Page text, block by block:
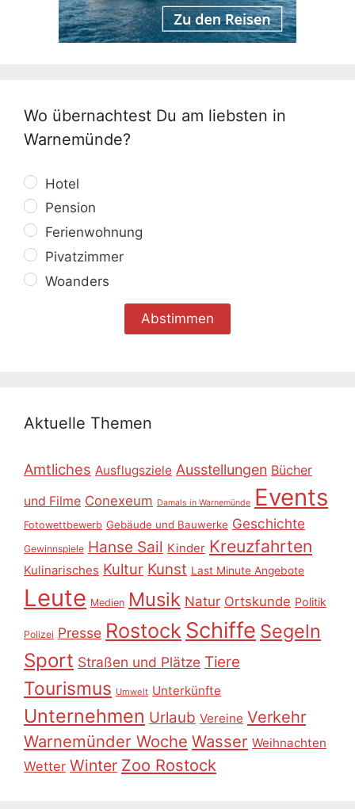
Wo übernachtest Du am liebsten in
Warnemünde?
Hotel
Pension
Ferienwohnung
Pivatzimmer
Woanders
Aktuelle Themen
Amtliches Ausflugsziele Ausstellungen Bücher
und Filme Conexeum Damals in Warnemünde Events
Fotowettbewerb Gebäude und Bauwerke Geschichte
Gewinnspiele Hanse Sail Kinder Kreuzfahrten
Kulinarisches Kultur Kunst Last Minute Angebote
Leute Medien Musik Natur Ortskunde Politik
Polizei Presse Rostock Schiffe Segeln
Sport Straßen und Plätze Tiere
Tourismus Umwelt Unterkünfte
Unternehmen Urlaub Vereine Verkehr
Warnemünder Woche Wasser Weihnachten
Wetter Winter Zoo Rostock